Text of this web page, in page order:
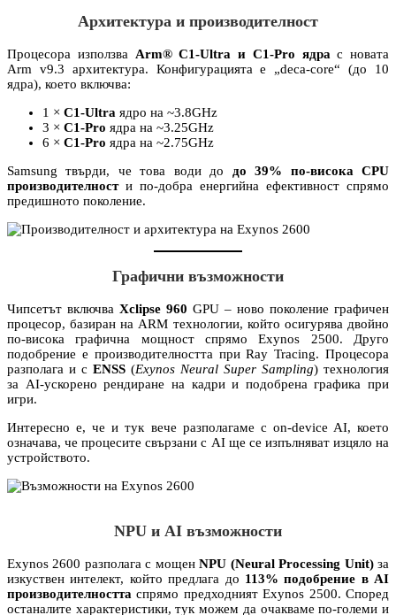
Архитектура и производителност
Процесора използва Arm® C1-Ultra и C1-Pro ядра с новата
Arm v9.3 архитектура. Конфигурацията е „deca-core“ (до 10
ядра), което включва:
1 × C1-Ultra ядро на ~3.8GHz
3 × C1-Pro ядра на ~3.25GHz
6 × C1-Pro ядра на ~2.75GHz
Samsung твърди, че това води до до 39% по-висока CPU
производителности по-добра енергийна ефективност спрямо
предишното поколение.
Графични възможности
Чипсетът включва Xclipse 960 GPU – ново поколение графичен
процесор, базиран на ARM технологии, който осигурява двойно
по-висока графична мощност спрямо Exynos 2500. Друго
подобрение е производителността при Ray Tracing. Процесора
разполага и с ENSS (Exynos Neural Super Sampling) технология
за AI-ускорено рендиране на кадри и подобрена графика при
игри.
Интересно е, че и тук вече разполагаме с on-device AI, което
означава, че процесите свързани с AI ще се изпълняват изцяло на
устройството.
NPU и AI възможности
Exynos 2600 разполага с мощенNPU (Neural Processing Unit)за
изкуствен интелект, който предлагa до 113% подобрение в AI
производителността спрямо предходният Exynos 2500. Според
останалите характеристики, тук можем да очакваме по-големи и